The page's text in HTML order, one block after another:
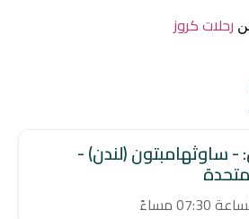
رحلات كروز
- ساوثهامبتون (لندن) -
مساءً